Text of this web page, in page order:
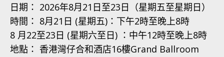
日期： 2026年8月21日至23日（星期五至星期日）
時間： 8月21日 (星期五)：下午2時至晚上8時
8 月22至23日 (星期六至日) ：中午12時至晚上8時
地點： 香港灣仔合和酒店16樓Grand Ballroom